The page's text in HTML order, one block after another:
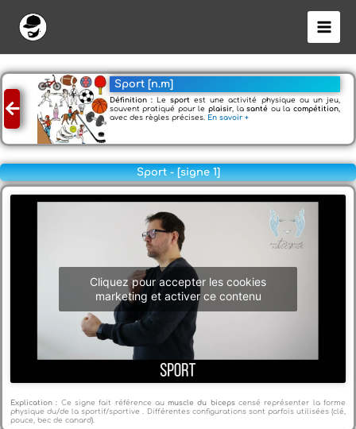
contenu
Sport [n.m]
Définition : Le sport est une activité physique ou un jeu,
souvent pratiqué pour le plaisir, lasanté ou la compétition,
avec des règles précises. En savoir +
Sport - [signe 1]
Cliquez pour accepter les cookies
marketing et activer ce contenu
Explication : Ce signe fait référence aumuscle du bicepscensé représenter la forme
physique du/de la sportif/sportive . Différentes configurations sont parfois utilisées (clé,
pouce, bec de canard).